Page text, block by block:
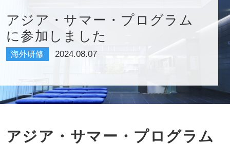
国際
大学
アジア・サマー・プログラム
に参加しました
海外研修 2024.08.07
アジア・サマー・プログラム